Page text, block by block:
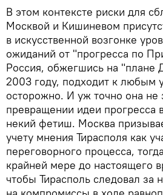
В этом контексте риски для
Москвой и Кишиневом
в искусственной возгонке
ожиданий от "прогресса по
Россия, обжегшись на "плане
2003 году, подходит к любым
осторожно. И уж точно она не
превращении идеи прогресса
некий фетиш. Москва
учету мнения Тирасполя как
переговорного процесса,
крайней мере до настоящего
чтобы Тирасполь следовал за